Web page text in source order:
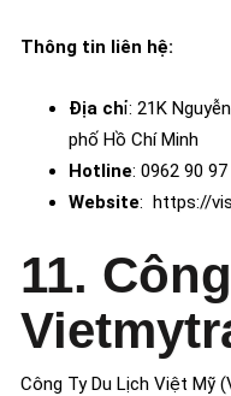
Thông tin liên hệ:
Địa chỉ: 21K
phố Hồ Chí Minh
Hotline: 0962 90 97
Website: https://
11.
Công Ty Du Lịch Việt Mỹ